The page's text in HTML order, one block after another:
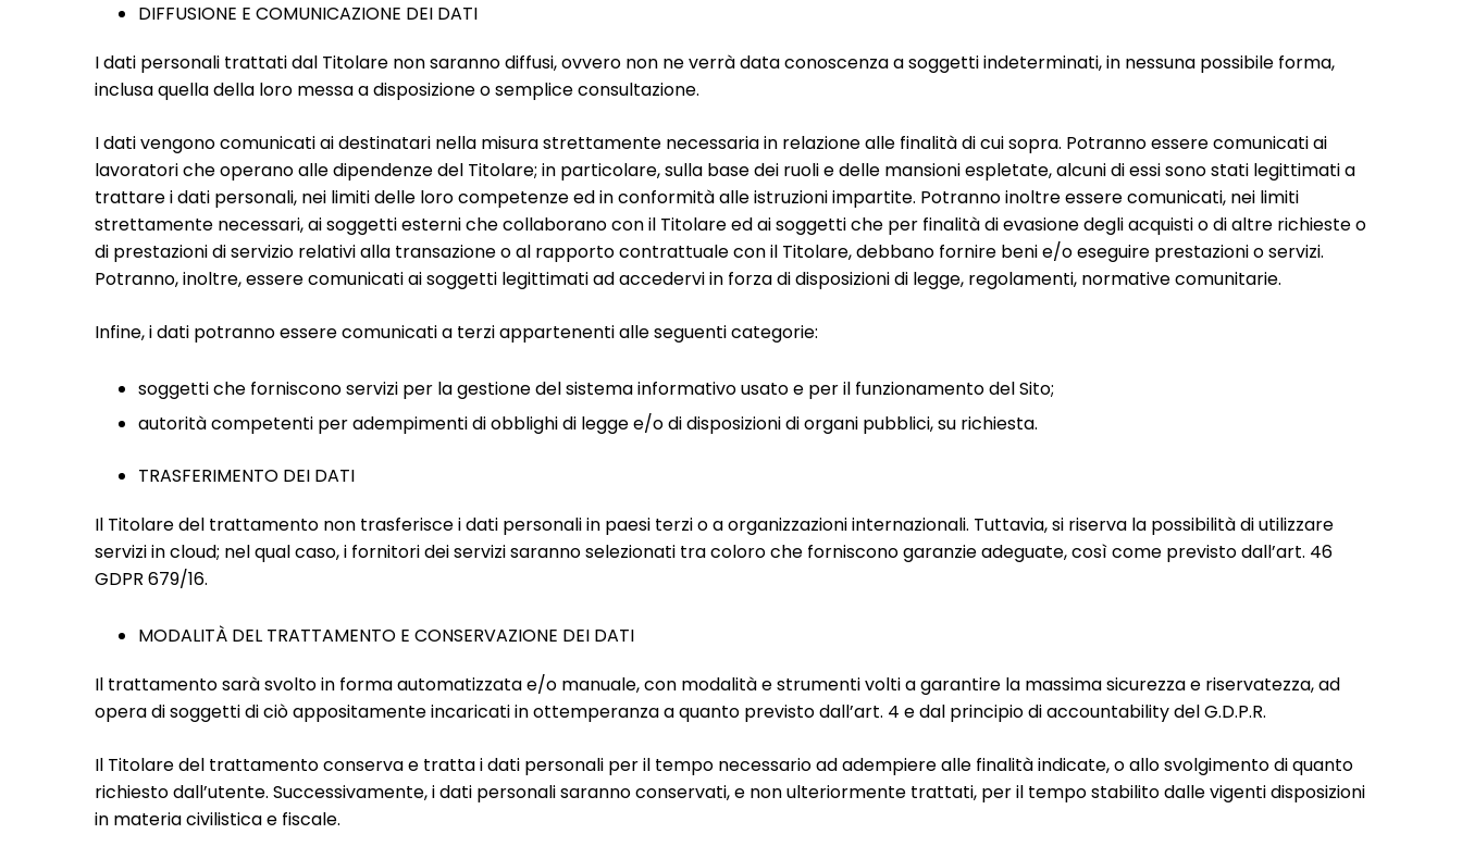
DIFFUSIONE E COMUNICAZIONE DEI DATI
I dati personali trattati dal Titolare non saranno diffusi, ovvero non ne verrà data conoscenza a soggetti indeterminati, in nessuna possibile forma,
inclusa quella della loro messa a disposizione o semplice consultazione.
I dati vengono comunicati ai destinatari nella misura strettamente necessaria in relazione alle finalità di cui sopra. Potranno essere comunicati ai
lavoratori che operano alle dipendenze del Titolare; in particolare, sulla base dei ruoli e delle mansioni espletate, alcuni di essi sono stati legittimati a
trattare i dati personali, nei limiti delle loro competenze ed in conformità alle istruzioni impartite. Potranno inoltre essere comunicati, nei limiti
strettamente necessari, ai soggetti esterni che collaborano con il Titolare ed ai soggetti che per finalità di evasione degli acquisti o di altre richieste o
di prestazioni di servizio relativi alla transazione o al rapporto contrattuale con il Titolare, debbano fornire beni e/o eseguire prestazioni o servizi.
Potranno, inoltre, essere comunicati ai soggetti legittimati ad accedervi in forza di disposizioni di legge, regolamenti, normative comunitarie.
Infine, i dati potranno essere comunicati a terzi appartenenti alle seguenti categorie:
soggetti che forniscono servizi per la gestione del sistema informativo usato e per il funzionamento del Sito;
autorità competenti per adempimenti di obblighi di legge e/o di disposizioni di organi pubblici, su richiesta.
TRASFERIMENTO DEI DATI
Il Titolare del trattamento non trasferisce i dati personali in paesi terzi o a organizzazioni internazionali. Tuttavia, si riserva la possibilità di utilizzare
servizi in cloud; nel qual caso, i fornitori dei servizi saranno selezionati tra coloro che forniscono garanzie adeguate, così come previsto dall’art. 46
GDPR 679/16.
MODALITÀ DEL TRATTAMENTO E CONSERVAZIONE DEI DATI
Il trattamento sarà svolto in forma automatizzata e/o manuale, con modalità e strumenti volti a garantire la massima sicurezza e riservatezza, ad
opera di soggetti di ciò appositamente incaricati in ottemperanza a quanto previsto dall’art. 4 e dal principio di accountability del G.D.P.R.
Il Titolare del trattamento conserva e tratta i dati personali per il tempo necessario ad adempiere alle finalità indicate, o allo svolgimento di quanto
richiesto dall’utente. Successivamente, i dati personali saranno conservati, e non ulteriormente trattati, per il tempo stabilito dalle vigenti disposizioni
in materia civilistica e fiscale.